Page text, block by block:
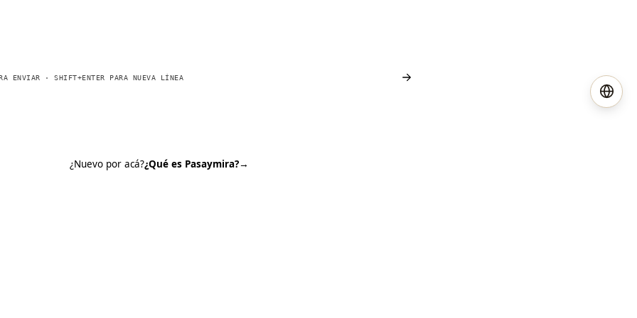
ENVIAR · SHIFT+ENTER PARA NUEVA LÍNEA
¿Nuevo por acá?¿Qué es Pasaymira?→